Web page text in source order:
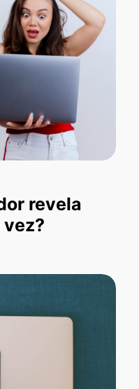
revela